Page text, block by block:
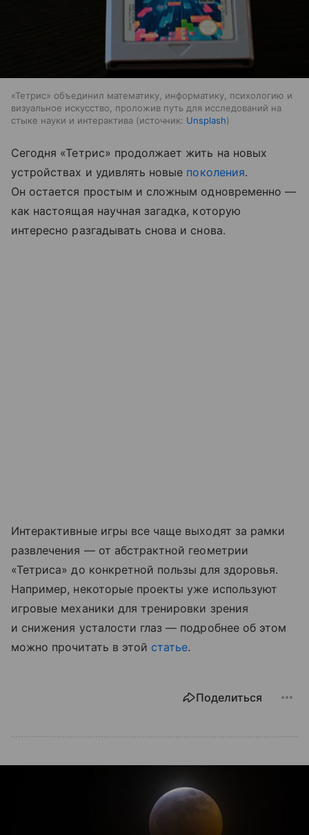
«Тетрис» объединил математику, информатику, психологию и
визуальное искусство, проложив путь для исследований на
стыке науки и интерактива
источник: Unsplash
Сегодня «Тетрис» продолжает жить на новых
устройствах и удивлять новые поколения.
Он остается простым и сложным одновременно —
как настоящая научная загадка, которую
интересно разгадывать снова и снова.
Интерактивные игры все чаще выходят за рамки
развлечения — от абстрактной геометрии
«Тетриса» до конкретной пользы для здоровья.
Например, некоторые проекты уже используют
игровые механики для тренировки зрения
и снижения усталости глаз — подробнее об этом
можно прочитать в этой статье.
Поделиться